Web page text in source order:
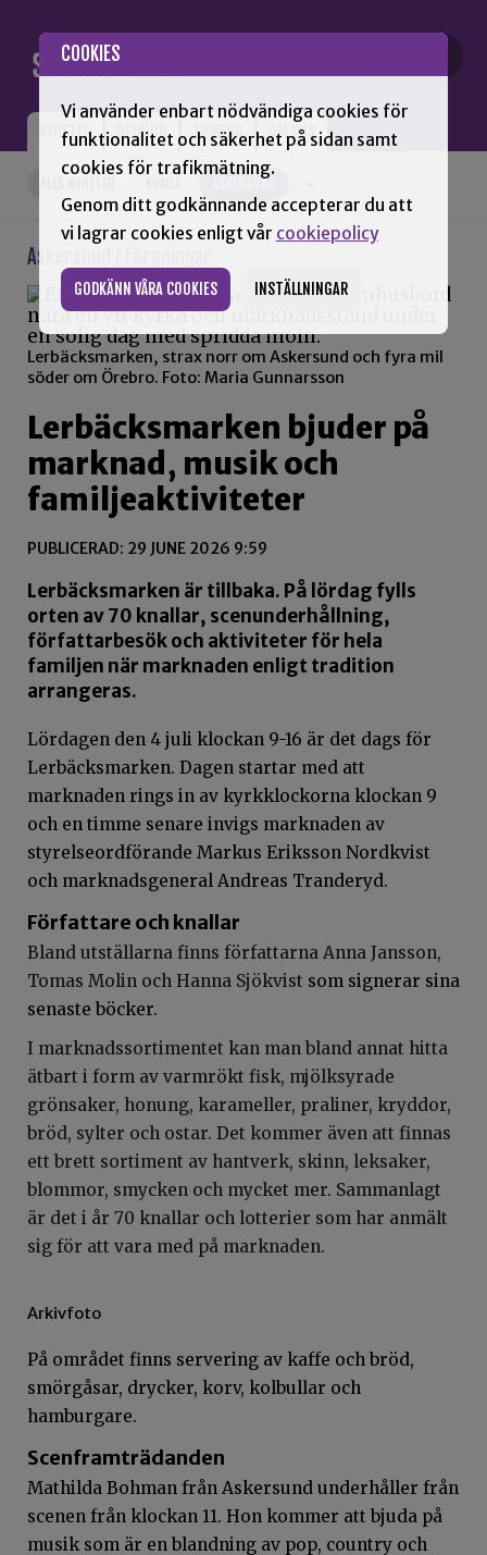
COOKIES
Vi använder enbart nödvändiga cookies för
funktionalitet och säkerhet på sidan samt
cookies för trafikmätning.
Genom ditt godkännande accepterar du att
vi lagrar cookies enligt vår cookiepolicy
GODKÄNN VÅRA COOKIES INSTÄLLNINGAR
NYHETER OPINION TIDNING OM SNN
ASKERSUND
Askersund / Föreningar
Lerbäcksmarken, strax norr om Askersund och fyra mil
söder om Örebro. Foto: Maria Gunnarsson
Lerbäcksmarken bjuder på
marknad, musik och
familjeaktiviteter
PUBLICERAD: 29 JUNE 2026 9:59
Lerbäcksmarken är tillbaka. På lördag fylls
orten av 70 knallar, scenunderhållning,
författarbesök och aktiviteter för hela
familjen när marknaden enligt tradition
arrangeras.
Lördagen den 4 juli klockan 9-16 är det dags för
Lerbäcksmarken. Dagen startar med att
marknaden rings in av kyrkklockorna klockan 9
och en timme senare invigs marknaden av
styrelseordförande Markus Eriksson Nordkvist
och marknadsgeneral Andreas Tranderyd.
Författare och knallar
Bland utställarna finns författarna Anna Jansson,
Tomas Molin och Hanna Sjökvist som signerar sina
senaste böcker.
I marknadssortimentet kan man bland annat hitta
ätbart i form av varmrökt fisk, mjölksyrade
grönsaker, honung, karameller, praliner, kryddor,
bröd, sylter och ostar. Det kommer även att finnas
ett brett sortiment av hantverk, skinn, leksaker,
blommor, smycken och mycket mer. Sammanlagt
är det i år 70 knallar och lotterier som har anmält
sig för att vara med på marknaden.
Arkivfoto
På området finns servering av kaffe och bröd,
smörgåsar, drycker, korv, kolbullar och
hamburgare.
Scenframträdanden
Mathilda Bohman från Askersund underhåller från
scenen från klockan 11. Hon kommer att bjuda på
musik som är en blandning av pop, country och